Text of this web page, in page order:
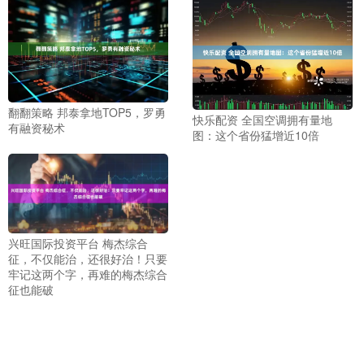
翻翻策略 邦泰拿地TOP5，罗勇
有融资秘术
快乐配资 全国空调拥有量地
图：这个省份猛增近10倍
兴旺国际投资平台 梅杰综合
征，不仅能治，还很好治！只要
牢记这两个字，再难的梅杰综合
征也能破